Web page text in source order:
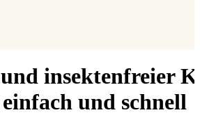
insektenfreier
und schnell